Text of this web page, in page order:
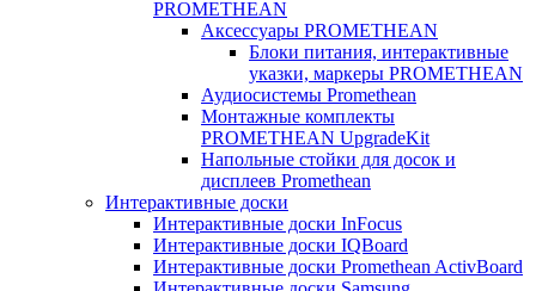
PROMETHEAN
Аксессуары PROMETHEAN
Блоки питания, интерактивные
указки, маркеры PROMETHEAN
Аудиосистемы Promethean
Монтажные комплекты
PROMETHEAN UpgradeKit
Напольные стойки для досок и
дисплеев Promethean
Интерактивные доски
Интерактивные доски InFocus
Интерактивные доски IQBoard
Интерактивные доски Promethean ActivBoard